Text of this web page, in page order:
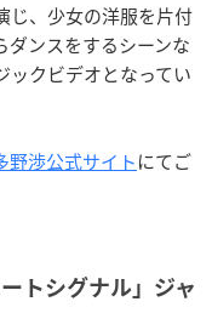
じ、少女の洋服を片付
ダンスをするシーンな
ックビデオとなってい
野渉公式サイトにてご
トシグナル」ジャ